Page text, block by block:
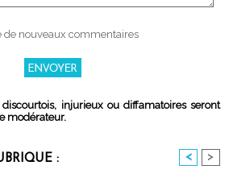
de nouveaux commentaires
injurieux ou diffamatoires seront
modérateur.
: < >